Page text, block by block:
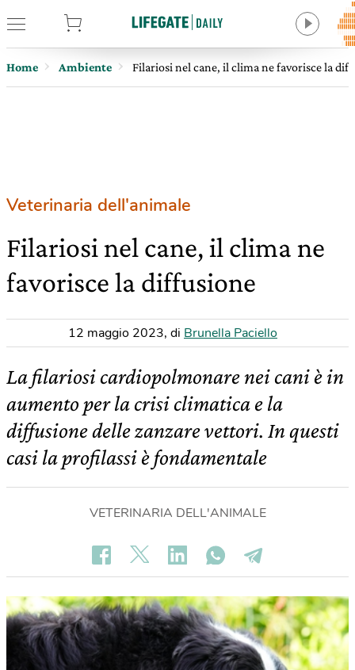
Home Ambiente Filariosi nel cane, il clima ne favorisce la
Veterinaria dell'animale
Filariosi nel cane, il clima ne
favorisce la diffusione
12 maggio 2023, di Brunella Paciello
La filariosi cardiopolmonare nei cani è in
aumento per la crisi climatica e la
diffusione delle zanzare vettori. In questi
casi la profilassi è fondamentale
VETERINARIA DELL'ANIMALE